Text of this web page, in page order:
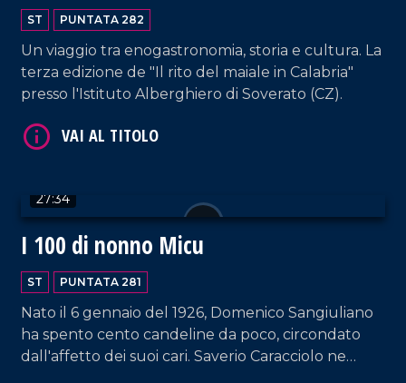
ST PUNTATA 282
Un viaggio tra enogastronomia, storia e cultura. La
terza edizione de "Il rito del maiale in Calabria"
presso l'Istituto Alberghiero di Soverato (CZ).
27:34
I 100 di nonno Micu
ST PUNTATA 281
Nato il 6 gennaio del 1926, Domenico Sangiuliano
ha spento cento candeline da poco, circondato
dall'affetto dei suoi cari. Saverio Caracciolo ne
VAI AL TITOLO
VAI AL TITOLO